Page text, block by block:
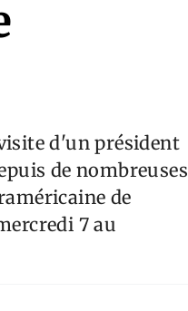
d'un président
de nombreuses
de
7 au